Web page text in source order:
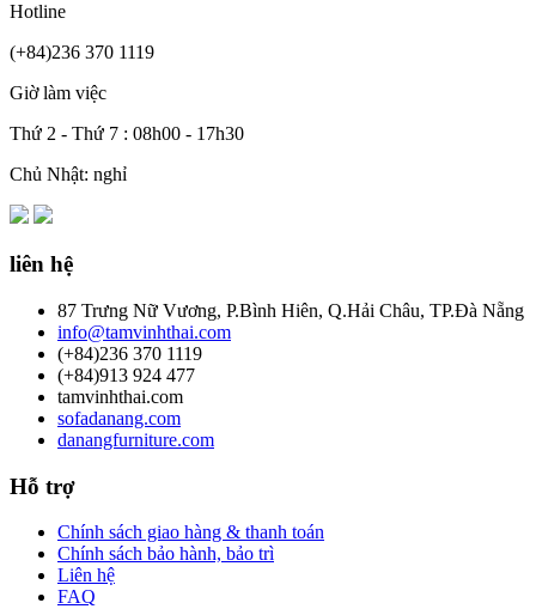
Hotline
(+84)236 370 1119
Giờ làm việc
Thứ 2 - Thứ 7 : 08h00 - 17h30
Chủ Nhật: nghỉ
liên hệ
87 Trưng Nữ Vương, P.Bình Hiên, Q.Hải Châu, TP.Đà Nẵng
info@tamvinhthai.com
(+84)236 370 1119
(+84)913 924 477
tamvinhthai.com
sofadanang.com
danangfurniture.com
Hỗ trợ
Chính sách giao hàng & thanh toán
Chính sách bảo hành, bảo trì
Liên hệ
FAQ